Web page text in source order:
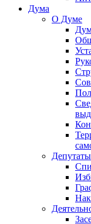
Дума
О Думе
Депутаты